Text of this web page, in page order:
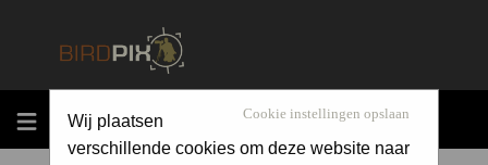
MENU Cookie instellingen opslaan
Wij plaatsen
verschillende cookies om deze website naar